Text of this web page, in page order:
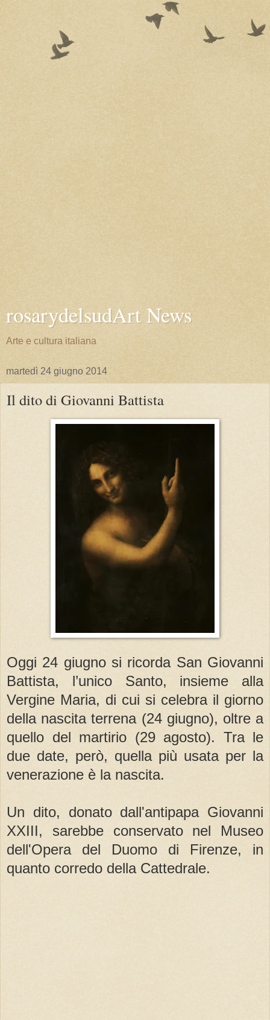
rosarydelsudArt News
Arte e cultura italiana
martedì 24 giugno 2014
Il dito di Giovanni Battista
Oggi 24 giugno si ricorda San Giovanni
Battista, l’unico Santo, insieme alla
Vergine Maria, di cui si celebra il giorno
della nascita terrena (24 giugno), oltre a
quello del martirio (29 agosto). Tra le
due date, però, quella più usata per la
venerazione è la nascita.
Un dito, donato dall'antipapa Giovanni
XXIII, sarebbe conservato nel Museo
dell'Opera del Duomo di Firenze, in
quanto corredo della Cattedrale.